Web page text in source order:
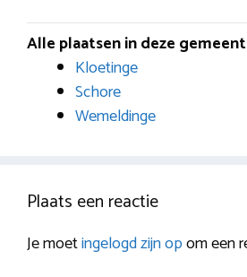
Alle plaatsen in deze
Kloetinge
Schore
Wemeldinge
Plaats een reactie
Je moetingelogd zijn opom een